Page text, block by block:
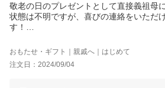
敬老の日のプレゼントとして直接義祖母
状態は不明ですが、喜びの連絡をいただ
す！
畑仕事をするので、毎日使うのに助かる
解でした！
日本製で良質な物かと。
またリピートさせていただく予定です！
おもたせ・ギフト｜親戚へ｜はじめて
注文日：2024/09/04